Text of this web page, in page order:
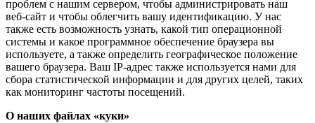
проблем с нашим сервером, чтобы администрировать наш
веб-сайт и чтобы облегчить вашу идентификацию. У нас
также есть возможность узнать, какой тип операционной
системы и какое программное обеспечение браузера вы
используете, а также определить географическое положение
вашего браузера. Ваш IP-адрес также используется нами для
сбора статистической информации и для других целей, таких
как мониторинг частоты посещений.
О наших файлах «куки»